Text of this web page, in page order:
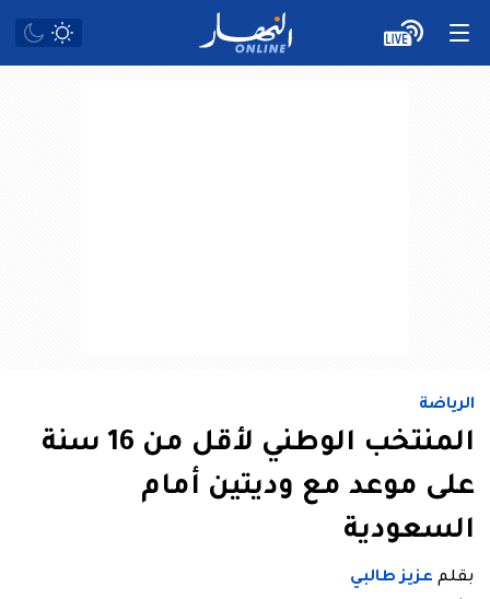
الرياضة
المنتخب الوطني لأقل من 16 سنة
على موعد مع وديتين أمام
السعودية
بقلم عزيز طالبي